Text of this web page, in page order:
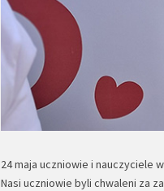
24 maja uczniowie i nauczyciele
Nasi uczniowie byli chwaleni za